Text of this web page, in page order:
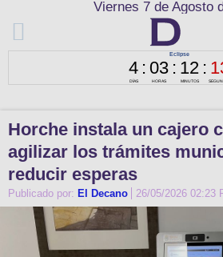
Viernes 7 de Agosto
Horche instala un cajero
agilizar los trámites
reducir esperas
Publicado por: El Decano 26/05/2026 02:23